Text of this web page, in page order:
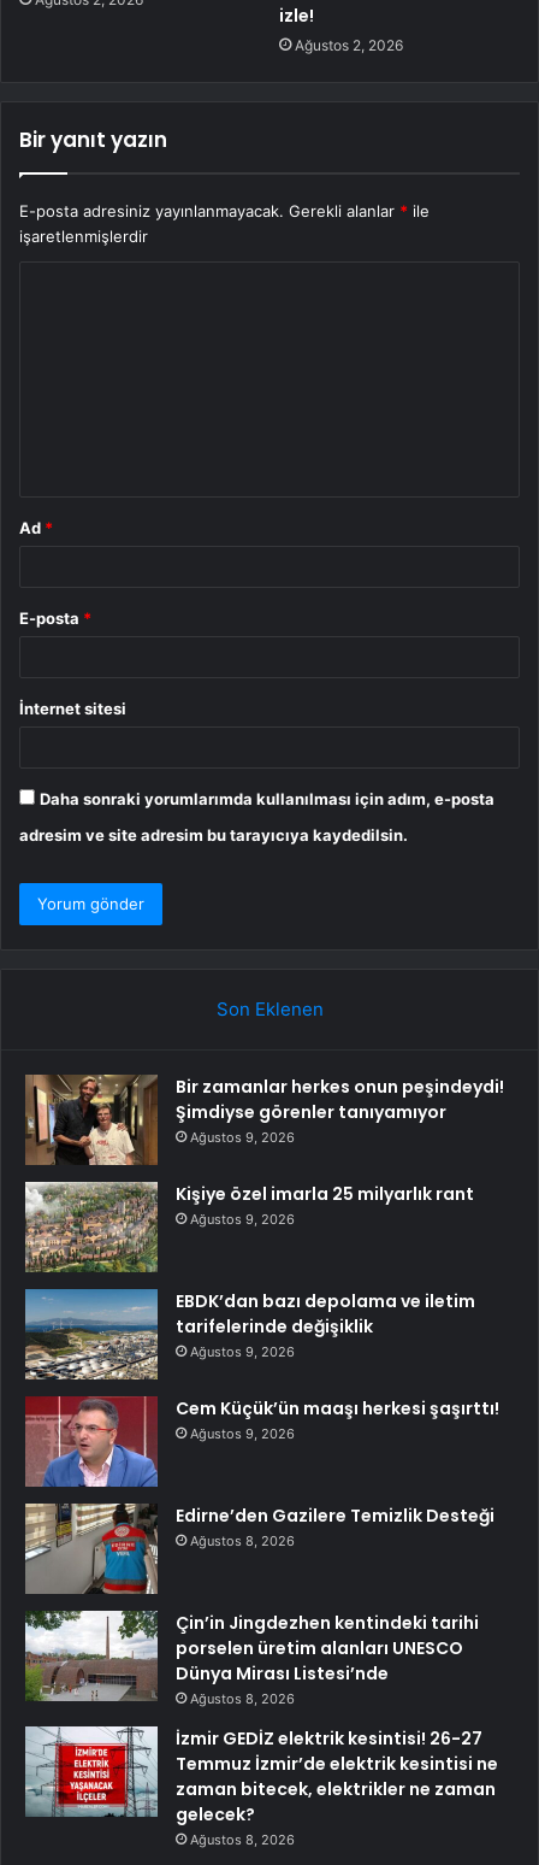
izle!
Ağustos 2, 2026
Bir yanıt yazın
E-posta adresiniz yayınlanmayacak. Gerekli alanlar * ile
işaretlenmişlerdir
Ad *
E-posta *
İnternet sitesi
Daha sonraki yorumlarımda kullanılması için adım, e-posta
adresim ve site adresim bu tarayıcıya kaydedilsin.
Son Eklenen
Bir zamanlar herkes onun peşindeydi!
Şimdiyse görenler tanıyamıyor
Ağustos 9, 2026
Kişiye özel imarla 25 milyarlık rant
Ağustos 9, 2026
EBDK’dan bazı depolama ve iletim
tarifelerinde değişiklik
Ağustos 9, 2026
Cem Küçük’ün maaşı herkesi şaşırttı!
Ağustos 9, 2026
Edirne’den Gazilere Temizlik Desteği
Ağustos 8, 2026
Çin’in Jingdezhen kentindeki tarihi
porselen üretim alanları UNESCO
Dünya Mirası Listesi’nde
Ağustos 8, 2026
İzmir GEDİZ elektrik kesintisi! 26-27
Temmuz İzmir’de elektrik kesintisi ne
zaman bitecek, elektrikler ne zaman
gelecek?
Ağustos 8, 2026